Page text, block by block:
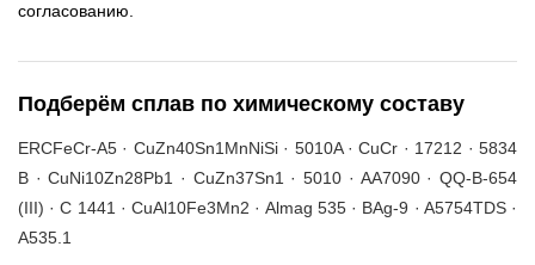
согласованию.
Подберём сплав по химическому составу
ERCFeCr-A5 · CuZn40Sn1MnNiSi · 5010A · CuCr · 17212 · 5834
B · CuNi10Zn28Pb1 · CuZn37Sn1 · 5010 · AA7090 · QQ-B-654
(III) · C 1441 · CuAl10Fe3Mn2 · Almag 535 · BAg-9 · A5754TDS ·
A535.1